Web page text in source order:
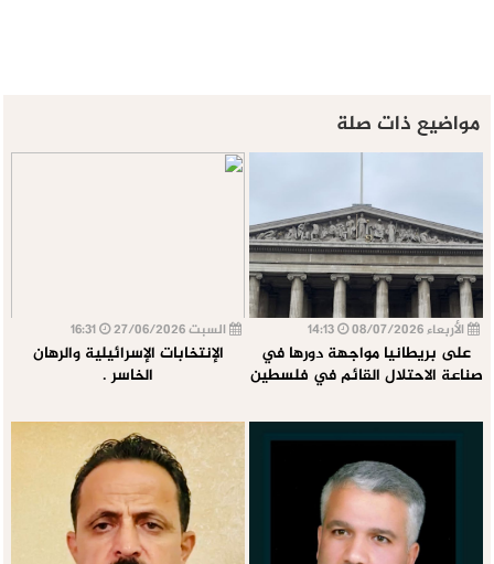
مواضيع ذات صلة
الأربعاء 08/07/2026
على بريطانيا مواجهة دورها في
صناعة الاحتلال القائم في فلسطين
السبت 27/06/2026
الإنتخابات الإسرائيلية والرهان
الخاسر .